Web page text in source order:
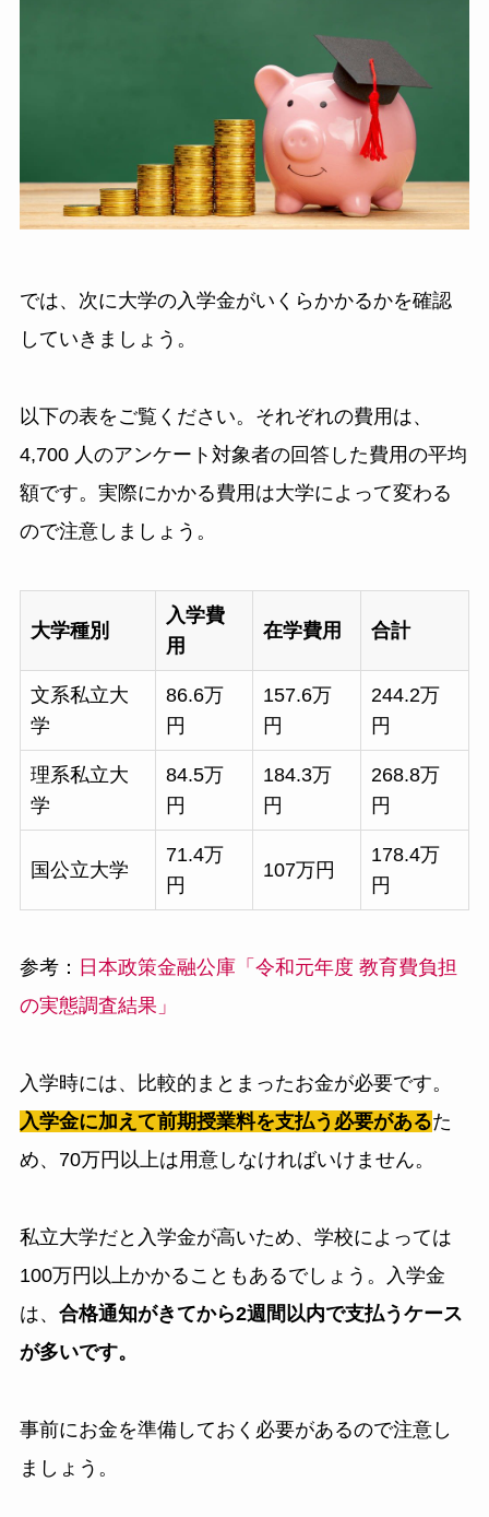
では、次に大学の入学金がいくらかかるかを確認
していきましょう。
以下の表をご覧ください。それぞれの費用は、
4,700 人のアンケート対象者の回答した費用の平均
額です。実際にかかる費用は大学によって変わる
ので注意しましょう。
大学種別
入学費
用
在学費用 合計
文系私立大
学
86.6万
円
157.6万
円
244.2万
円
理系私立大
学
84.5万
円
184.3万
円
268.8万
円
国公立大学
71.4万
円
107万円
178.4万
円
参考： 日本政策金融公庫「令和元年度 教育費負担
の実態調査結果」
入学時には、比較的まとまったお金が必要です。
入学金に加えて前期授業料を支払う必要があるた
め、70万円以上は用意しなければいけません。
私立大学だと入学金が高いため、学校によっては
100万円以上かかることもあるでしょう。入学金
は、 合格通知がきてから2週間以内で支払うケース
が多いです。
事前にお金を準備しておく必要があるので注意し
ましょう。